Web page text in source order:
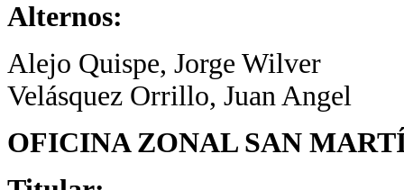
Alternos:
Alejo Quispe, Jorge Wilver
Velásquez Orrillo, Juan Angel
OFICINA ZONAL SAN